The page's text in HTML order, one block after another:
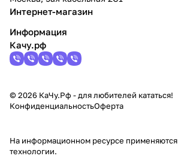
Интернет-магазин
Информация
Качу.рф
© 2026 КаЧу.Рф - для любителей кататься!
КонфиденциальностьОферта
На информационном ресурсе применяются
технологии.